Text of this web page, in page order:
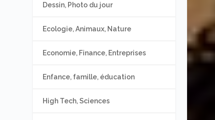
Dessin, Photo du jour
Ecologie, Animaux, Nature
Economie, Finance, Entreprises
Enfance, famille, éducation
High Tech, Sciences